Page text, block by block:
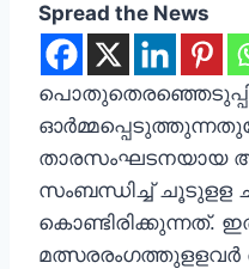
Spread the News
താരസംഘടനയായ
സംബന്ധിച്ച് ചൂടുളള
കൊണ്ടിരിക്കുന്നത്.
മത്സരരംഗത്തുളളവർ